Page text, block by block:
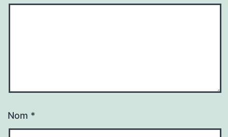
Nom *